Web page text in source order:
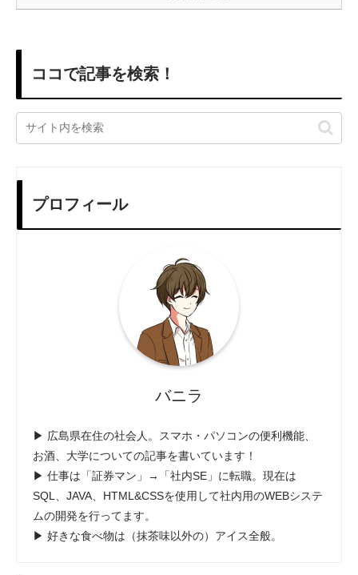
ココで記事を検索！
プロフィール
バニラ
▶ 広島県在住の社会人。スマホ・パソコンの便利機能、
お酒、大学についての記事を書いています！
▶ 仕事は「証券マン」→「社内SE」に転職。現在は
SQL、JAVA、HTML&CSSを使用して社内用のWEBシステ
ムの開発を行ってます。
▶ 好きな食べ物は（抹茶味以外の）アイス全般。